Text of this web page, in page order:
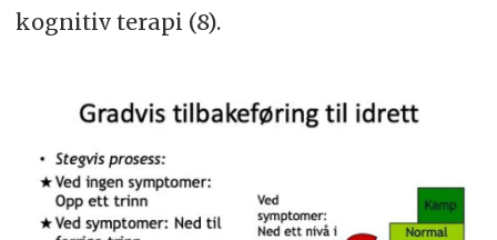
kognitiv terapi (8).